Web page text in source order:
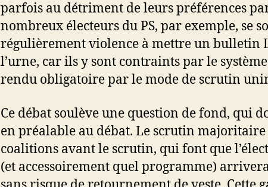
parfois au détriment de leurs préférences
nombreux électeurs du PS, par exemple, se
régulièrement violence à mettre un bulletin
l’urne, car ils y sont contraints par le
rendu obligatoire par le mode de scrutin
Ce débat soulève une question de fond, qui
en préalable au débat. Le scrutin
coalitions avant le scrutin, qui font que
(et accessoirement quel programme)